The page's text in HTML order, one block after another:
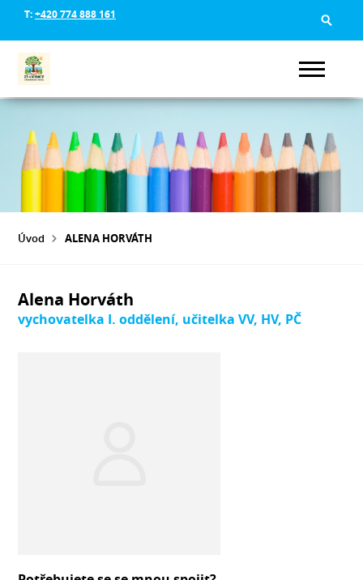
T:+420 774 888 161
Úvod ALENA HORVÁTH
Alena Horváth
vychovatelka I. oddělení, učitelka VV, HV, PČ